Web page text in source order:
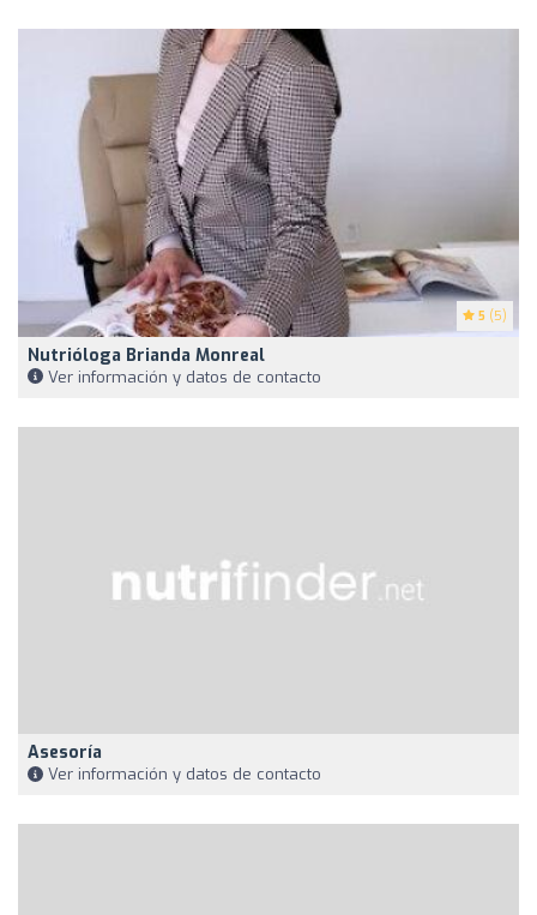
5 (5)
Nutrióloga Brianda Monreal
Ver información y datos de contacto
Asesoría
Ver información y datos de contacto